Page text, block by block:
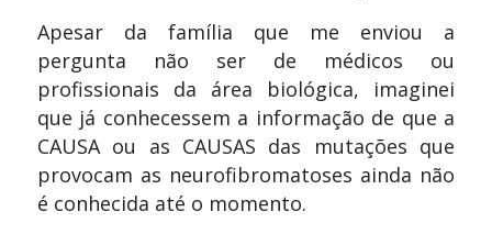
Apesar da família que me enviou a
pergunta não ser de médicos ou
profissionais da área biológica, imaginei
que já conhecessem a informação de que a
CAUSA ou as CAUSAS das mutações que
provocam as neurofibromatoses ainda não
é conhecida até o momento.